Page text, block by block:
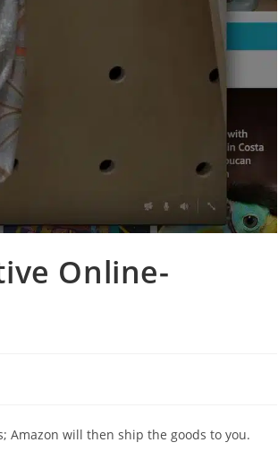
Online-
Amazon will then ship the goods to you.